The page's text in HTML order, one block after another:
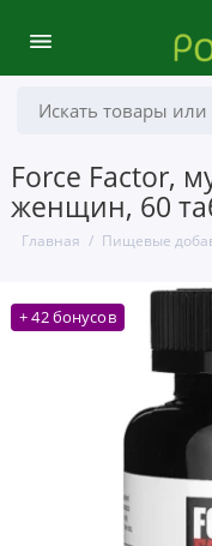
Force Factor,
женщин, 60
Главная Пищевые
+ 42 бонусов